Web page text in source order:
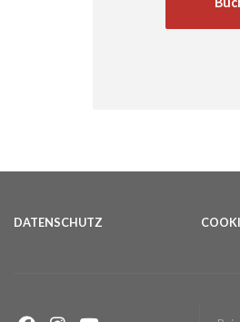
DATENSCHUTZ